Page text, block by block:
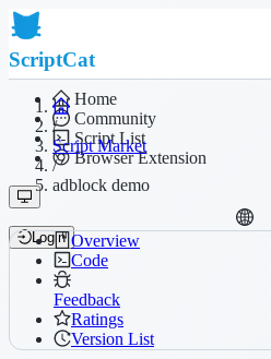
ScriptCat
Home
Community
Script List
Browser Extension
Login
/
Script Market
/
adblock demo
Overview
Code
Feedback
Ratings
Version List